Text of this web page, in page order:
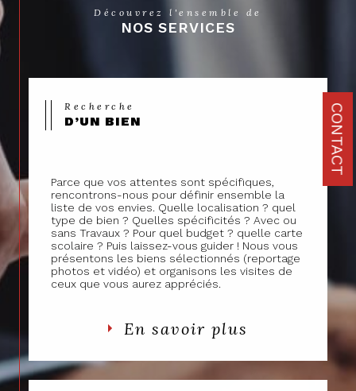
CONTACT
meilleurs délais avec R & D Transactions. Vous
nous contacter du lundi au samedi de
services dès aujourd'hui.
Découvrez l'ensemble de
NOS SERVICES
Recherche
D’UN BIEN
Parce que vos attentes sont spécifiques,
rencontrons-nous pour définir ensemble la
liste de vos envies. Quelle localisation ? quel
type de bien ? Quelles spécificités ? Avec ou
sans Travaux ? Pour quel budget ? quelle carte
scolaire ? Puis laissez-vous guider ! Nous vous
présentons les biens sélectionnés (reportage
photos et vidéo) et organisons les visites de
ceux que vous aurez appréciés.
En savoir plus